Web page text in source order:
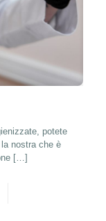
potete
nostra che è
[…]